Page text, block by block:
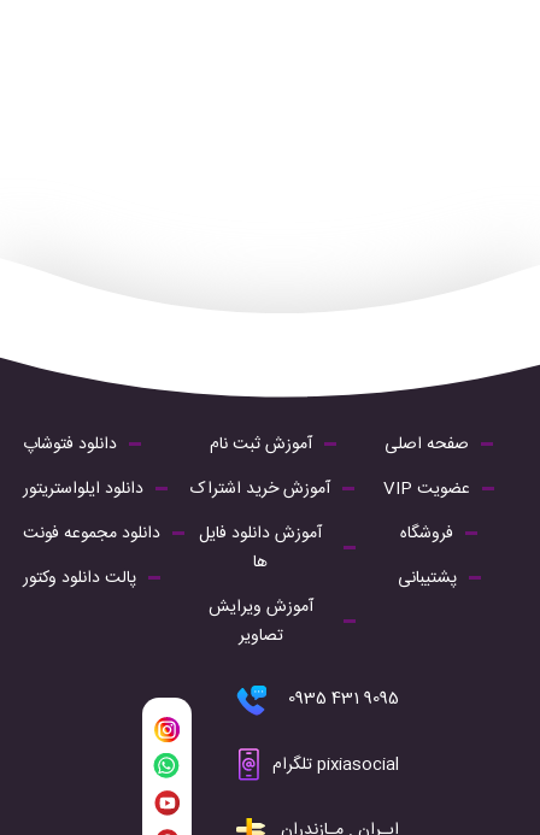
صفحه اصلی
عضویت VIP
فروشگاه
پشتیبانی
آموزش ثبت نام
آموزش خرید اشتراک
آموزش دانلود فایل
ها
آموزش ویرایش
تصاویر
دانلود فتوشاپ
دانلود ایلواستریتور
دانلود مجموعه فونت
پالت دانلود وکتور
9095 431 0935
pixiasocial تلگرام